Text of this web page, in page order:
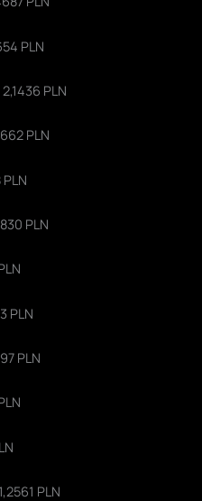
PLN
PLN
PLN
PLN
PLN
PLN
PLN